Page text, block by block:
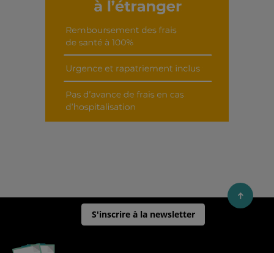
S'inscrire à la newsletter